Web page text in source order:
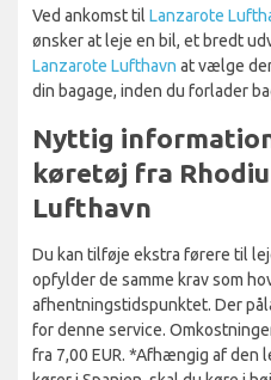
Ved ankomst til Lanzarote
ønsker at leje en bil, et bredt
Lanzarote Lufthavn at vælge
din bagage, inden du forlader
Nyttig
køretøj fra
Lufthavn
Du kan tilføje ekstra førere til
opfylder de samme krav som
afhentningstidspunktet. Der
for denne service.
fra 7,00 EUR. *Afhængig af den